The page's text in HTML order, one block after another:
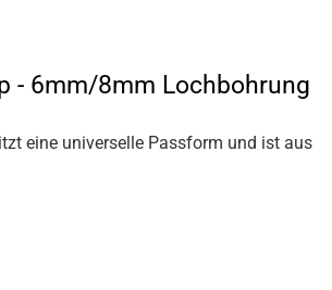
- 6mm/8mm Lochbohrung
eine universelle Passform und ist aus